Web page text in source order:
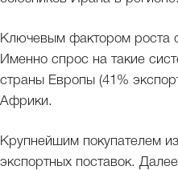
Ключевым фактором роста
Именно спрос на такие
страны Европы (41%
Африки.
Крупнейшим покупателем
экспортных поставок.